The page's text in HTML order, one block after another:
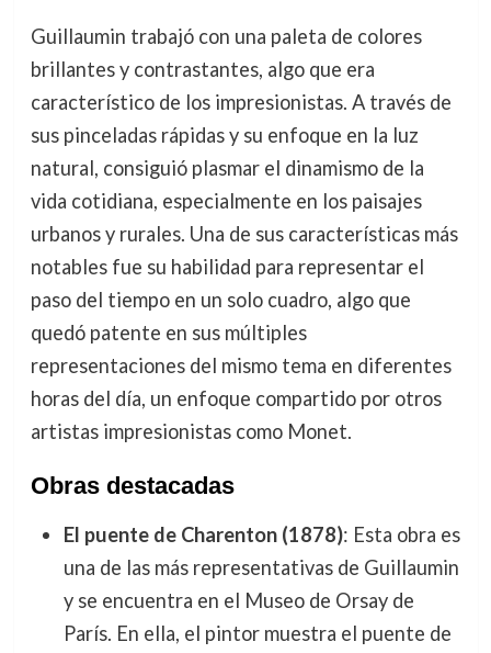
Guillaumin trabajó con una paleta de colores
brillantes y contrastantes, algo que era
característico de los impresionistas. A través de
sus pinceladas rápidas y su enfoque en la luz
natural, consiguió plasmar el dinamismo de la
vida cotidiana, especialmente en los paisajes
urbanos y rurales. Una de sus características más
notables fue su habilidad para representar el
paso del tiempo en un solo cuadro, algo que
quedó patente en sus múltiples
representaciones del mismo tema en diferentes
horas del día, un enfoque compartido por otros
artistas impresionistas como Monet.
Obras destacadas
El puente de Charenton (1878): Esta obra es
una de las más representativas de Guillaumin
y se encuentra en el Museo de Orsay de
París. En ella, el pintor muestra el puente de